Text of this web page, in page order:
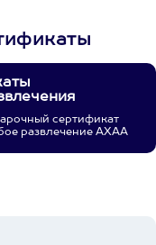
сертификат
развлечение АХАА